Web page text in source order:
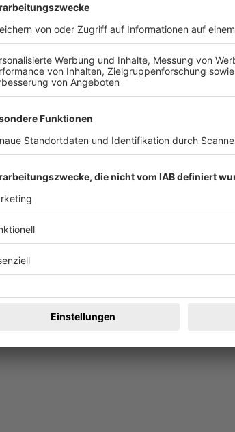
Kino Klassik Kunst & Museen Märkte & Messen